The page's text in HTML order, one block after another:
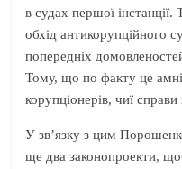
в судах першої інстанції.
обхід антикорупційного
попередніх
Тому, що по факту це
корупціонерів, чиї
У зв’язку з цим
ще два законопроекти,